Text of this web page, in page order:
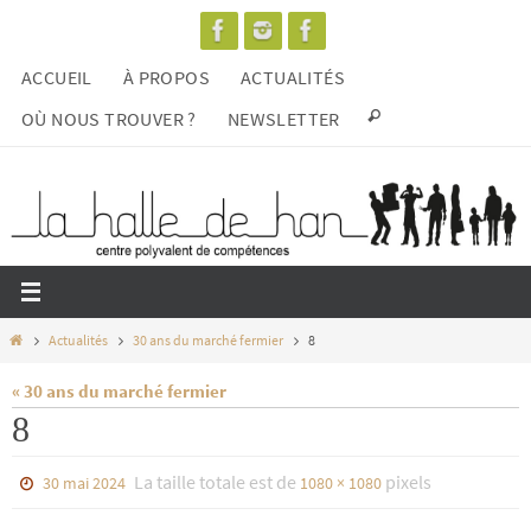
contenu
ACCUEIL À PROPOS
ACTUALITÉS
OÙ NOUS TROUVER ?
NEWSLETTER
HomeActualités 30 ans du marché fermier 8
« 30 ans du marché fermier
8
30 mai 2024 La taille totale est de 1080 × 1080 pixels